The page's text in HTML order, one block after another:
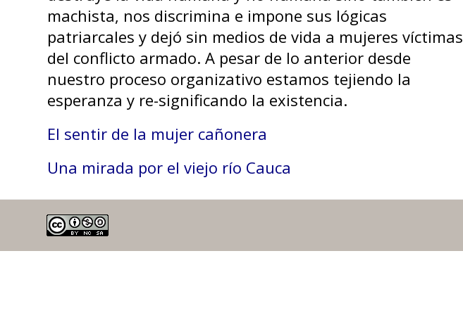
machista, nos discrimina e impone sus lógicas
patriarcales y dejó sin medios de vida a mujeres víctimas
del conflicto armado. A pesar de lo anterior desde
nuestro proceso organizativo estamos tejiendo la
esperanza y re-significando la existencia.
El sentir de la mujer cañonera
Una mirada por el viejo río Cauca